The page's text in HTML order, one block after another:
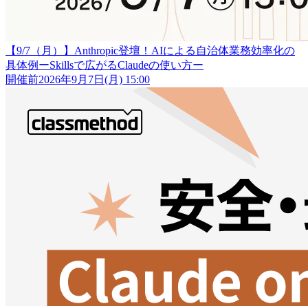
【9/7（月）】Anthropic登壇！AIによる自治体業務効率化の
具体例ーSkillsで広がるClaudeの使い方ー
開催前2026年9月7日(月) 15:00